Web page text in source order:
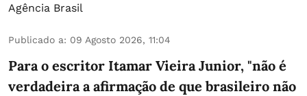
Agência Brasil
Publicado a: 09 Agosto 2026, 11:04
Para o escritor Itamar Vieira Junior, "não é
verdadeira a afirmação de que brasileiro não